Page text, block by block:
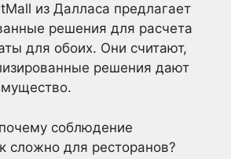
из Далласа предлагает
решения для расчета
для обоих. Они считают,
решения дают
соблюдение
сложно для ресторанов?